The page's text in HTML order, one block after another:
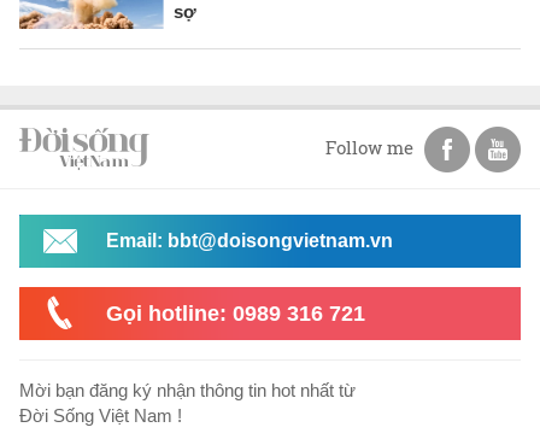
sợ
Follow me
Email: bbt@doisongvietnam.vn
Gọi hotline: 0989 316 721
Mời bạn đăng ký nhận thông tin hot nhất từ
Đời Sống Việt Nam !